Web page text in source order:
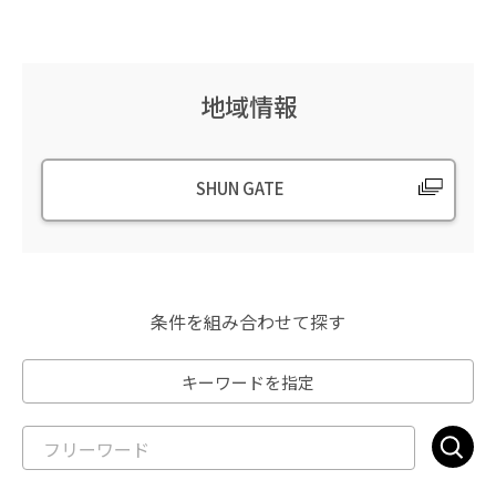
地域情報
SHUN GATE
条件を組み合わせて探す
キーワードを指定